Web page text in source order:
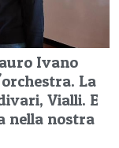
Ivano
La
Vialli. E
nella nostra